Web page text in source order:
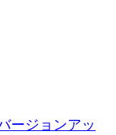
ージョンアッ